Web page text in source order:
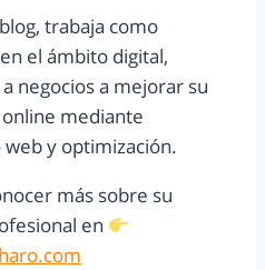
trabaja como
el ámbito digital,
negocios a mejorar su
mediante
y optimización.
más sobre su
en